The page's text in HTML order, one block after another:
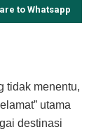
to Whatsapp
tidak menentu,
utama
destinasi